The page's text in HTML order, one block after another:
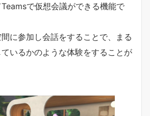
で仮想会議ができる機能で
に参加し会話をすることで、まる
いるかのような体験をすることが